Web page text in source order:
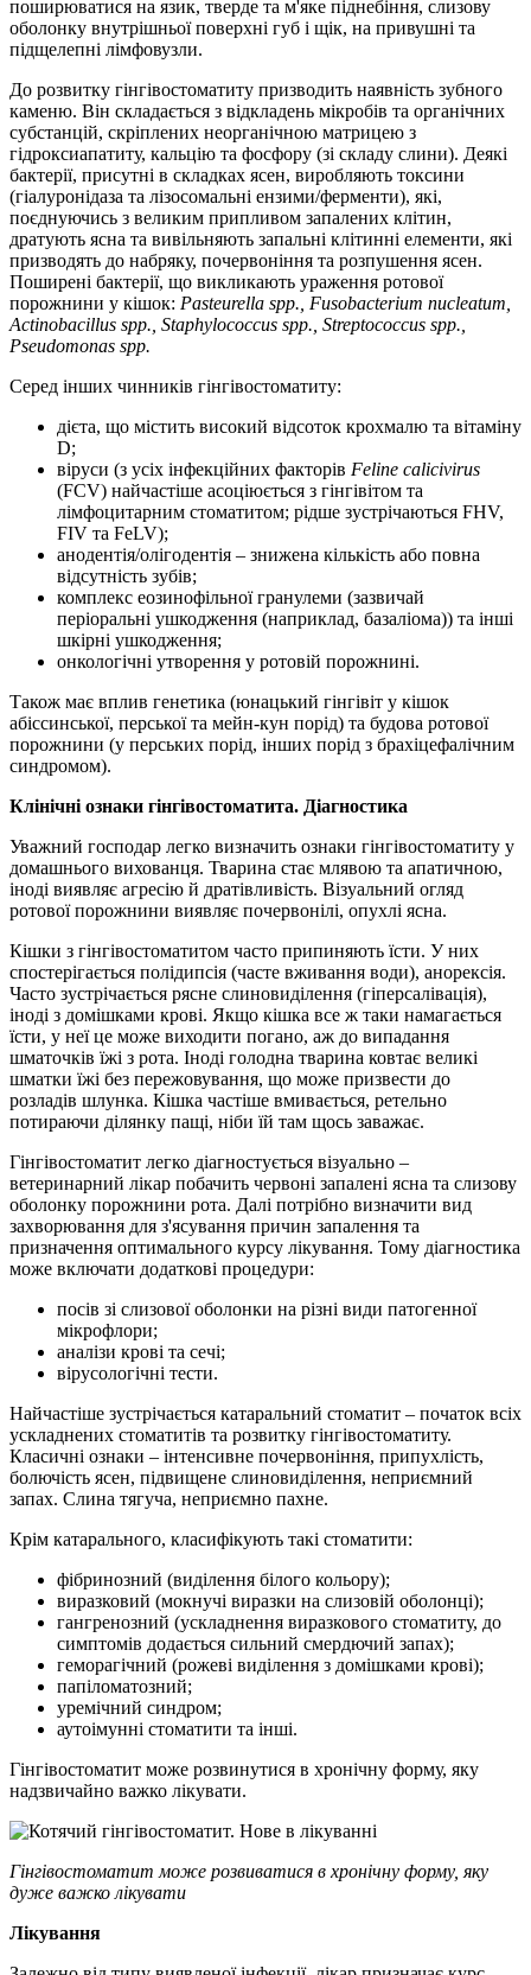
поширюватися на язик, тверде та м'яке піднебіння, слизову
оболонку внутрішньої поверхні губ і щік, на привушні та
підщелепні лімфовузли.
До розвитку гінгівостоматиту призводить наявність зубного
каменю. Він складається з відкладень мікробів та органічних
субстанцій, скріплених неорганічною матрицею з
гідроксиапатиту, кальцію та фосфору (зі складу слини). Деякі
бактерії, присутні в складках ясен, виробляють токсини
(гіалуронідаза та лізосомальні ензими/ферменти), які,
поєднуючись з великим припливом запалених клітин,
дратують ясна та вивільняють запальні клітинні елементи, які
призводять до набряку, почервоніння та розпушення ясен.
Поширені бактерії, що викликають ураження ротової
порожнини у кішок: Pasteurella spp., Fusobaсterium nucleatum,
Actinobacillus spp., Staphylococcus spp., Streptococcus spp.,
Pseudomonas spp.
Серед інших чинників гінгівостоматиту:
дієта, що містить високий відсоток крохмалю та вітаміну
D;
віруси (з усіх інфекційних факторів Feline calicivirus
(FCV) найчастіше асоціюється з гінгівітом та
лімфоцитарним стоматитом; рідше зустрічаються FHV,
FIV та FeLV);
анодентія/олігодентія – знижена кількість або повна
відсутність зубів;
комплекс еозинофільної гранулеми (зазвичай
періоральні ушкодження (наприклад, базаліома)) та інші
шкірні ушкодження;
онкологічні утворення у ротовій порожнині.
Також має вплив генетика (юнацький гінгівіт у кішок
абіссинської, перської та мейн-кун порід) та будова ротової
порожнини (у перських порід, інших порід з брахіцефалічним
синдромом).
Клінічні ознаки гінгівостоматита. Діагностика
Уважний господар легко визначить ознаки гінгівостоматиту у
домашнього вихованця. Тварина стає млявою та апатичною,
іноді виявляє агресію й дратівливість. Візуальний огляд
ротової порожнини виявляє почервонілі, опухлі ясна.
Кішки з гінгівостоматитом часто припиняють їсти. У них
спостерігається полідипсія (часте вживання води), анорексія.
Часто зустрічається рясне слиновиділення (гіперсалівація),
іноді з домішками крові. Якщо кішка все ж таки намагається
їсти, у неї це може виходити погано, аж до випадання
шматочків їжі з рота. Іноді голодна тварина ковтає великі
шматки їжі без пережовування, що може призвести до
розладів шлунка. Кішка частіше вмивається, ретельно
потираючи ділянку пащі, ніби їй там щось заважає.
Гінгівостоматит легко діагностується візуально –
ветеринарний лікар побачить червоні запалені ясна та слизову
оболонку порожнини рота. Далі потрібно визначити вид
захворювання для з'ясування причин запалення та
призначення оптимального курсу лікування. Тому діагностика
може включати додаткові процедури:
посів зі слизової оболонки на різні види патогенної
мікрофлори;
аналізи крові та сечі;
вірусологічні тести.
Найчастіше зустрічається катаральний стоматит – початок всіх
ускладнених стоматитів та розвитку гінгівостоматиту.
Класичні ознаки – інтенсивне почервоніння, припухлість,
болючість ясен, підвищене слиновиділення, неприємний
запах. Слина тягуча, неприємно пахне.
Крім катарального, класифікують такі стоматити:
фібринозний (виділення білого кольору);
виразковий (мокнучі виразки на слизовій оболонці);
гангренозний (ускладнення виразкового стоматиту, до
симптомів додається сильний смердючий запах);
геморагічний (рожеві виділення з домішками крові);
папіломатозний;
уремічний синдром;
аутоімунні стоматити та інші.
Гінгівостоматит може розвинутися в хронічну форму, яку
надзвичайно важко лікувати.
Гінгівостоматит може розвиватися в хронічну форму, яку
дуже важко лікувати
Лікування